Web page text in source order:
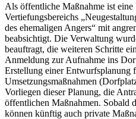
Als öffentliche Maßnahme ist eine
Vertiefungsbereichs
des ehemaligen Angers“ mit
beabsichtigt. Die Verwaltung
beauftragt, die weiteren Schritte
Anmeldung zur Aufnahme ins
Erstellung einer Entwurfsplanung
Umsetzungsmaßnahmen
Vorliegen dieser Planung, die
öffentlichen Maßnahmen. Sobald
können künftig auch private